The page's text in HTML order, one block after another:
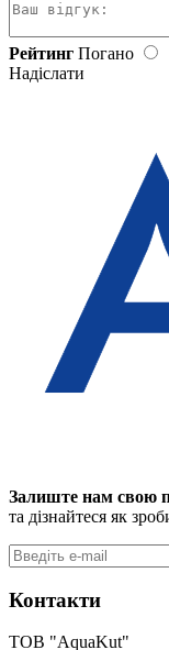
Рейтинг Погано
Надіслати
Залиште нам свою
та дізнайтеся як
Контакти
ТОВ "AquaKut"